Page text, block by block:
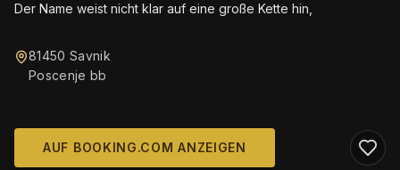
Der Name weist nicht klar auf eine große Kette hin,
81450 Savnik
Poscenje bb
AUF BOOKING.COM ANZEIGEN